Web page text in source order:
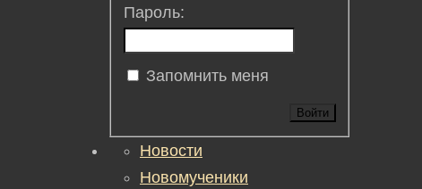
Пароль:
Запомнить меня
Войти
Новости
Новомученики